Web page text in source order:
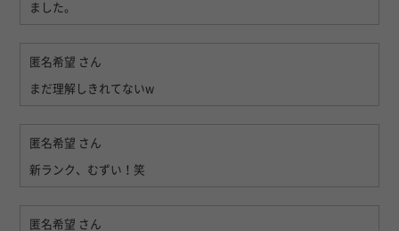
ました。
匿名希望 さん
まだ理解しきれてないw
匿名希望 さん
新ランク、むずい！笑
匿名希望 さん